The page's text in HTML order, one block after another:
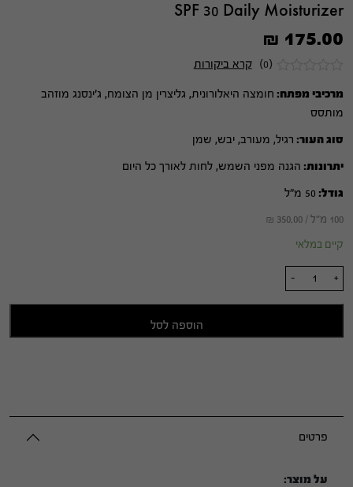
SPF 30 Daily Moisturizer
₪ 175.00
(0) קרא ביקורות
מרכיבי מפתח: חומצה היאלורונית, גליצרין מן הצומח, ג'ינסנג מוזהב
מותסס
סוג העור: רגיל, מעורב, יבש, שמן
יתרונות: הגנה מפני השמש, לחות לאורך כל היום
גודל: 50 מ"ל
100 מ"ל / ₪ 350.00
קיים במלאי
כמות
של
+
-
הוספה לסל
פרטים
על מוצר: